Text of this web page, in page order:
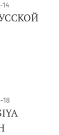
14
18